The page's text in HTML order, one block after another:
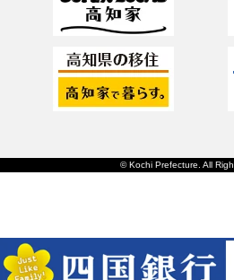
© Kochi Prefecture. All
日本語